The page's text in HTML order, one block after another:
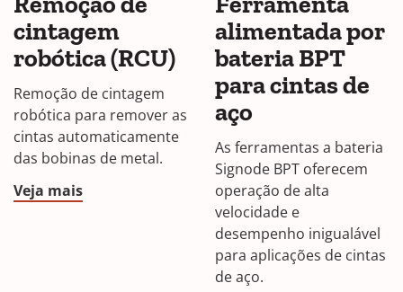
cintagem
robótica (RCU)
Remoção de cintagem
robótica para remover as
cintas automaticamente
das bobinas de metal.
Veja mais
alimentada por
bateria BPT
para cintas de
aço
As ferramentas a bateria
Signode BPT oferecem
operação de alta
velocidade e
desempenho inigualável
para aplicações de cintas
de aço.